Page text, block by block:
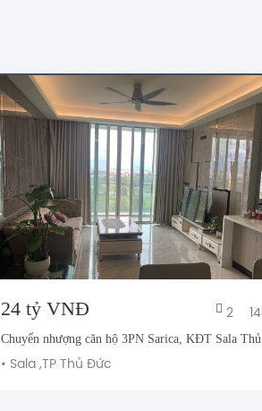
Chuyển nhượng căn hộ 3PN Sarica, KĐT Sala Thủ
Thiêm
• Sala , TP Thủ Đức
2
24 tỷ VNĐ